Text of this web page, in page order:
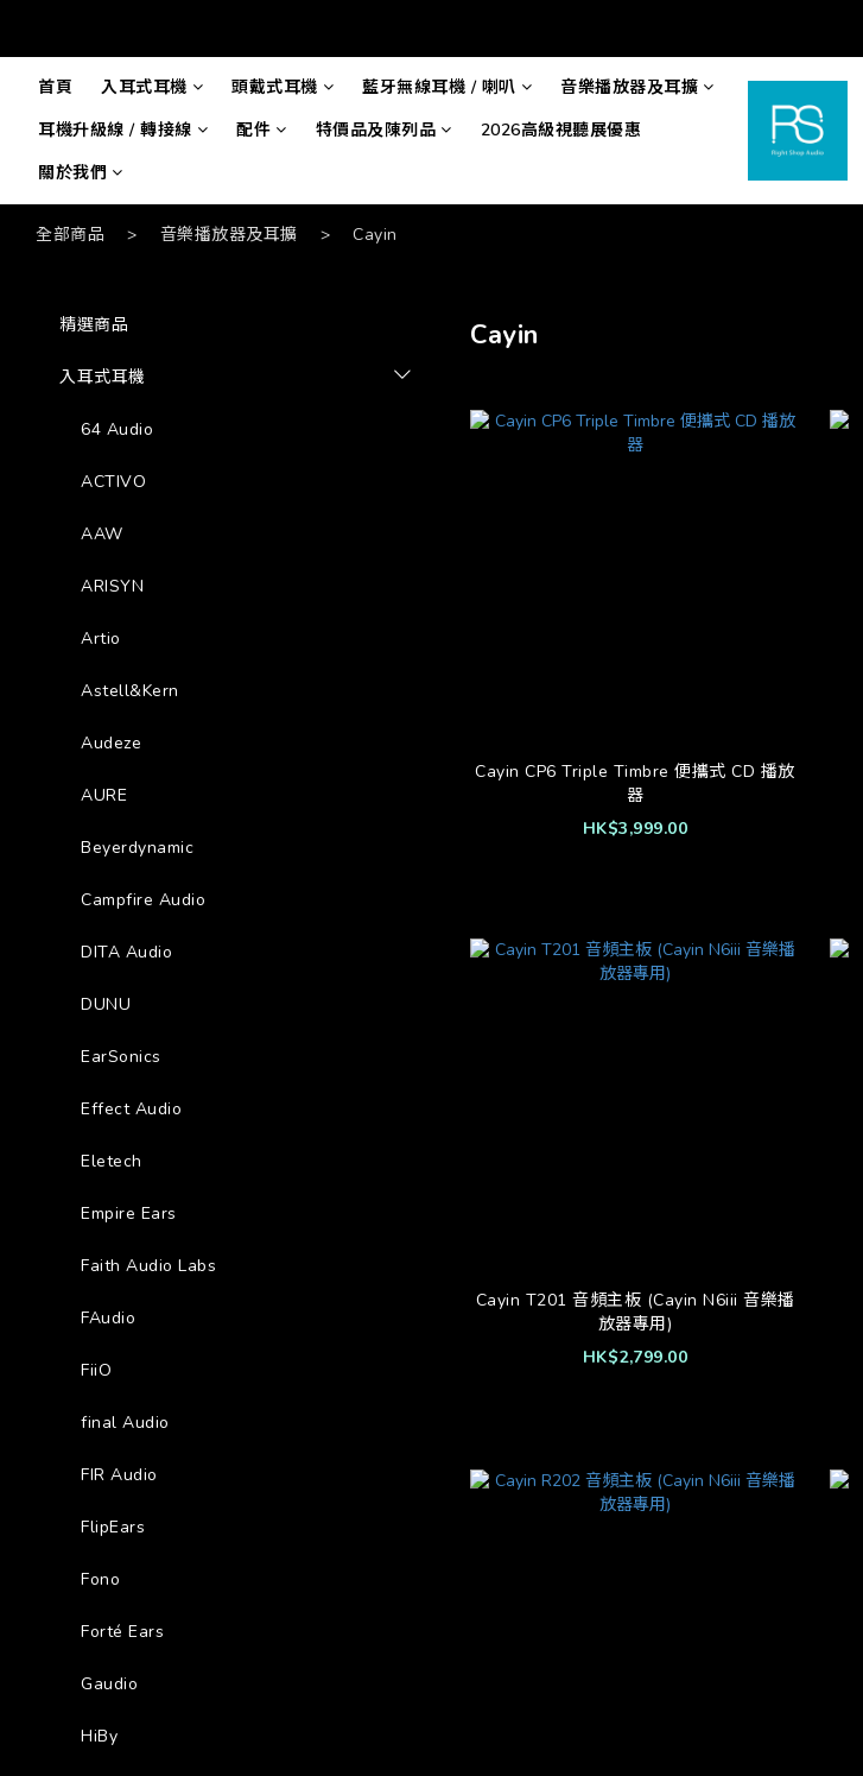
首頁 入耳式耳機 頭戴式耳機 藍牙無線耳機 / 喇叭
音樂播放器及耳擴
耳機升級線 / 轉接線
配件 特價品及陳列品
2026高級視聽展優惠
關於我們
全部商品 > 音樂播放器及耳擴 > Cayin
精選商品
入耳式耳機
64 Audio
ACTIVO
AAW
ARISYN
Artio
Astell&Kern
Audeze
AURE
Beyerdynamic
Campfire Audio
DITA Audio
DUNU
EarSonics
Effect Audio
Eletech
Empire Ears
Faith Audio Labs
FAudio
FiiO
final Audio
FIR Audio
FlipEars
Fono
Forté Ears
Gaudio
HiBy
Cayin
Cayin CP6 Triple Timbre 便攜式 CD 播放
器
HK$3,999.00
Cayin T201 音頻主板 (Cayin N6iii 音樂播
放器專用)
HK$2,799.00